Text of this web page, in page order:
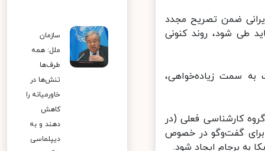
ضمن تصریح مجدد
طی شود، روند کنونی
سمت زیاده‌خواهی،
کارشناسی فعلی (در
گفت‌وگو در خصوص
برجام ایجاد شود.
سازمان
ملل: همه
طرف‌ها
تنش‌ها در
خاورمیانه را
کاهش
دهند و به
دیپلماسی